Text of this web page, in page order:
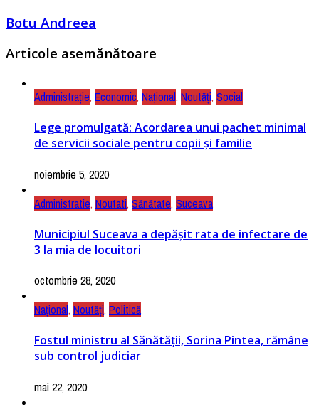
Botu Andreea
Articole asemănătoare
Administrație, Economic, Național, Noutăți, Social
Lege promulgată: Acordarea unui pachet minimal
de servicii sociale pentru copii și familie
noiembrie 5, 2020
Administratie, Noutati, Sănătate, Suceava
Municipiul Suceava a depășit rata de infectare de
3 la mia de locuitori
octombrie 28, 2020
Național, Noutăți, Politică
Fostul ministru al Sănătății, Sorina Pintea, rămâne
sub control judiciar
mai 22, 2020